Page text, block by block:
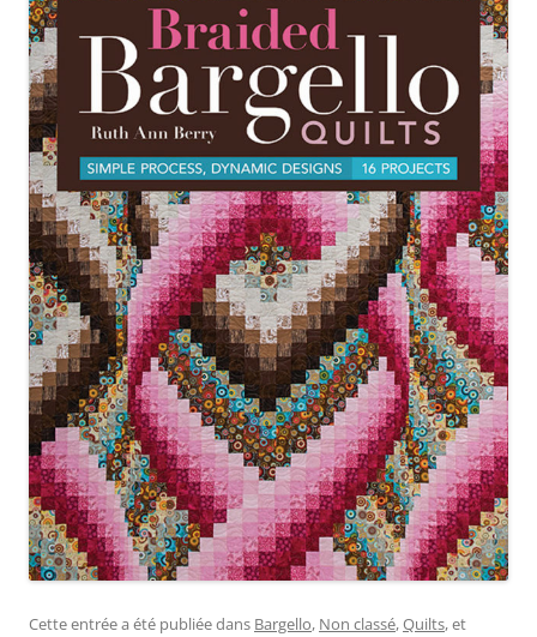
Cette entrée a été publiée dans Bargello, Non classé,Quilts, et